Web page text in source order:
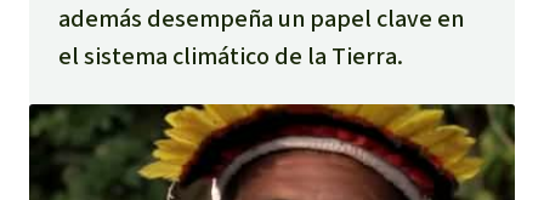
además desempeña un papel clave en
el sistema climático de la Tierra.